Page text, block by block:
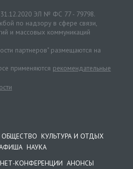
ЭЛ № ФС 77 - 79798.
по надзору в сфере связи,
и массовых коммуникаций
партнеров" размещаются на
применяются рекомендательные
ОБЩЕСТВО КУЛЬТУРА И ОТДЫХ
НАУКА
КОНФЕРЕНЦИИ АНОНСЫ